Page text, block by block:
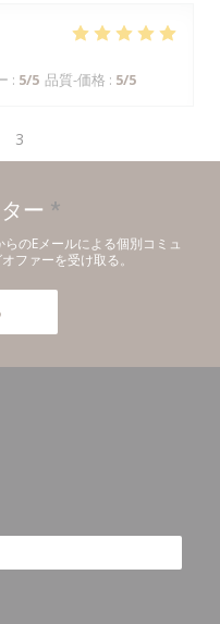
: 5/5 品質-価格 : 5/5
3
ー *
のEメールによる個別コミュ
ファーを受け取る。